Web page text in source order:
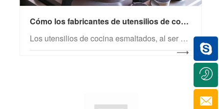
Cómo los fabricantes de utensilios de cocina esmaltados pueden evitar errores: normas y desafíos del mercado
Los utensilios de cocina esmaltados, al ser productos que entran en contacto directo con los alimentos, están sujetos a estrictas normas de seguridad, rendimiento y protección medioambiental. Para satisfacer las demandas clave de los consumidores en materia de salud, durabilidad, estética y comodidad, los fabricantes de utensilios esmaltados deben controlar rigurosamente la calidad a lo largo de todo el proceso y seleccionar con precisión los materiales de esmalte, garantizando así el cumplimiento integral de las normativas.